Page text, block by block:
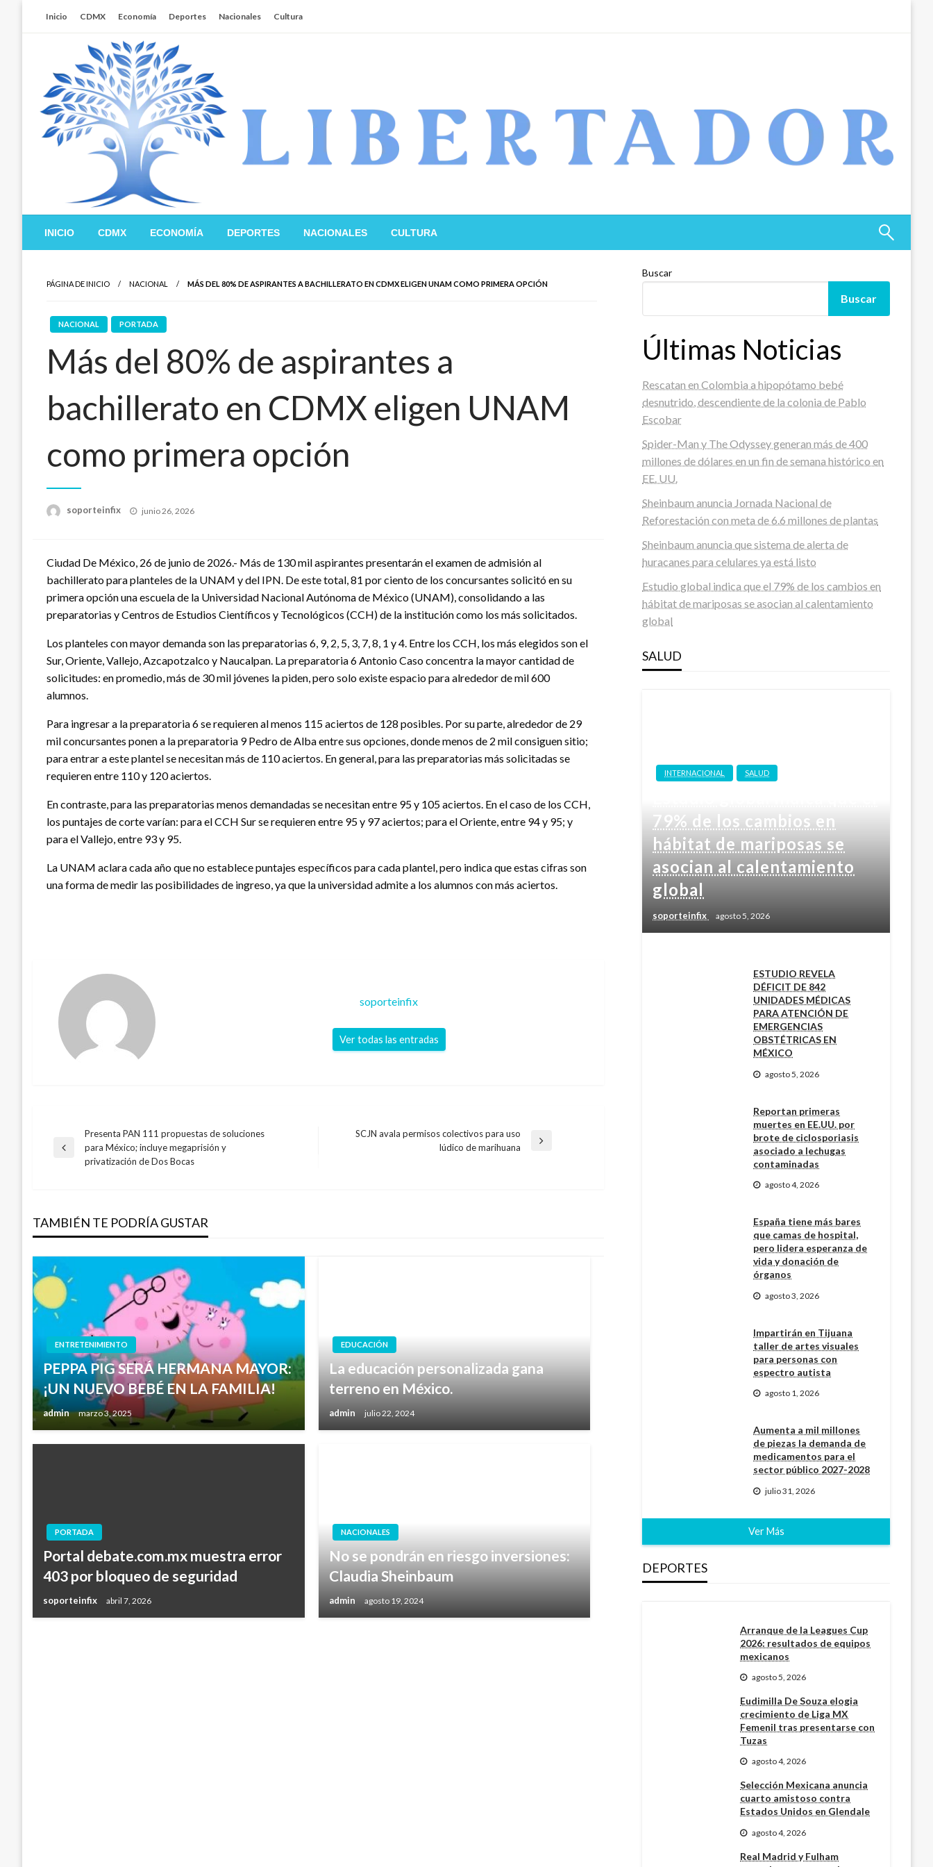
Inicio CDMX Economía Deportes Nacionales Cultura
Libertador MX
INICIO CDMX ECONOMÍA DEPORTES NACIONALES CULTURA
PÁGINA DE INICIO NACIONAL MÁS DEL 80% DE ASPIRANTES A BACHILLERATO EN CDMX ELIGEN UNAM COMO PRIMERA OPCIÓN
NACIONAL PORTADA
Más del 80% de aspirantes a
bachillerato en CDMX eligen UNAM
como primera opción
soporteinfix
Publicado
junio 26, 2026
Ciudad De México, 26 de junio de 2026.- Más de 130 mil aspirantes presentarán el examen de admisión al
bachillerato para planteles de la UNAM y del IPN. De este total, 81 por ciento de los concursantes solicitó en su
primera opción una escuela de la Universidad Nacional Autónoma de México (UNAM), consolidando a las
preparatorias y Centros de Estudios Científicos y Tecnológicos (CCH) de la institución como los más solicitados.
Los planteles con mayor demanda son las preparatorias 6, 9, 2, 5, 3, 7, 8, 1 y 4. Entre los CCH, los más elegidos son el
Sur, Oriente, Vallejo, Azcapotzalco y Naucalpan. La preparatoria 6 Antonio Caso concentra la mayor cantidad de
solicitudes: en promedio, más de 30 mil jóvenes la piden, pero solo existe espacio para alrededor de mil 600
alumnos.
Para ingresar a la preparatoria 6 se requieren al menos 115 aciertos de 128 posibles. Por su parte, alrededor de 29
mil concursantes ponen a la preparatoria 9 Pedro de Alba entre sus opciones, donde menos de 2 mil consiguen sitio;
para entrar a este plantel se necesitan más de 110 aciertos. En general, para las preparatorias más solicitadas se
requieren entre 110 y 120 aciertos.
En contraste, para las preparatorias menos demandadas se necesitan entre 95 y 105 aciertos. En el caso de los CCH,
los puntajes de corte varían: para el CCH Sur se requieren entre 95 y 97 aciertos; para el Oriente, entre 94 y 95; y
para el Vallejo, entre 93 y 95.
La UNAM aclara cada año que no establece puntajes específicos para cada plantel, pero indica que estas cifras son
una forma de medir las posibilidades de ingreso, ya que la universidad admite a los alumnos con más aciertos.
soporteinfix
Ver todas las entradas
Navegación
entradas
Entrada
anterior
Presenta PAN 111 propuestas de soluciones
para México; incluye megaprisión y
privatización de Dos Bocas
SCJN avala permisos colectivos para uso
lúdico de marihuana
TAMBIÉN TE PODRÍA GUSTAR
ENTRETENIMIENTO
PEPPA PIG SERÁ HERMANA MAYOR:
¡UN NUEVO BEBÉ EN LA FAMILIA!
admin marzo 3, 2025
EDUCACIÓN
La educación personalizada gana
terreno en México.
admin julio 22, 2024
PORTADA
Portal debate.com.mx muestra error
403 por bloqueo de seguridad
soporteinfix abril 7, 2026
NACIONALES
No se pondrán en riesgo inversiones:
Claudia Sheinbaum
admin agosto 19, 2024
Buscar
Buscar
Últimas Noticias
Rescatan en Colombia a hipopótamo bebé
desnutrido, descendiente de la colonia de Pablo
Escobar
Spider-Man y The Odyssey generan más de 400
millones de dólares en un fin de semana histórico en
EE. UU.
Sheinbaum anuncia Jornada Nacional de
Reforestación con meta de 6.6 millones de plantas
Sheinbaum anuncia que sistema de alerta de
huracanes para celulares ya está listo
Estudio global indica que el 79% de los cambios en
hábitat de mariposas se asocian al calentamiento
global
SALUD
INTERNACIONAL SALUD
79% de los cambios en
hábitat de mariposas se
asocian al calentamiento
global
soporteinfix agosto 5, 2026
ESTUDIO REVELA
DÉFICIT DE 842
UNIDADES MÉDICAS
PARA ATENCIÓN DE
EMERGENCIAS
OBSTÉTRICAS EN
MÉXICO
agosto 5, 2026
Reportan primeras
muertes en EE.UU. por
brote de ciclosporiasis
asociado a lechugas
contaminadas
agosto 4, 2026
España tiene más bares
que camas de hospital,
pero lidera esperanza de
vida y donación de
órganos
agosto 3, 2026
Impartirán en Tijuana
taller de artes visuales
para personas con
espectro autista
agosto 1, 2026
Aumenta a mil millones
de piezas la demanda de
medicamentos para el
sector público 2027-2028
julio 31, 2026
Ver Más
DEPORTES
Arranque de la Leagues Cup
2026: resultados de equipos
mexicanos
agosto 5, 2026
Eudimilla De Souza elogia
crecimiento de Liga MX
Femenil tras presentarse con
Tuzas
agosto 4, 2026
Selección Mexicana anuncia
cuarto amistoso contra
Estados Unidos en Glendale
agosto 4, 2026
Real Madrid y Fulham